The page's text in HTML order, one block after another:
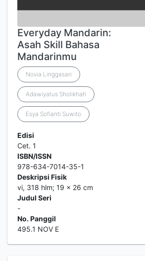
Everyday Mandarin:
Asah Skill Bahasa
Mandarinmu
Novia Linggasari
Adawiyatus Sholikhah
Esya Sofianti Suwito
Edisi
Cet. 1
ISBN/ISSN
978-634-7014-35-1
Deskripsi Fisik
vi, 318 hlm; 19 x 26 cm
Judul Seri
-
No. Panggil
495.1 NOV E